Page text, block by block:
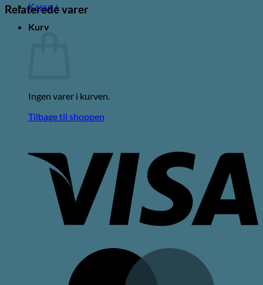
Kasse+
Kurv
Ingen varer i kurven.
Tilbage til shoppen
Relaterede varer